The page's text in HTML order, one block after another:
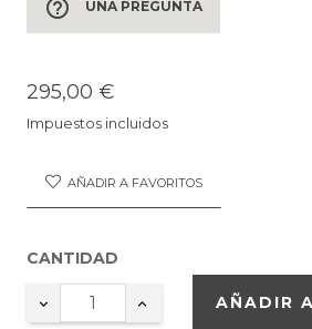
help_outline UNA PREGUNTA
295,00 €
Impuestos incluidos
AÑADIR A FAVORITOS
CANTIDAD
AÑADIR